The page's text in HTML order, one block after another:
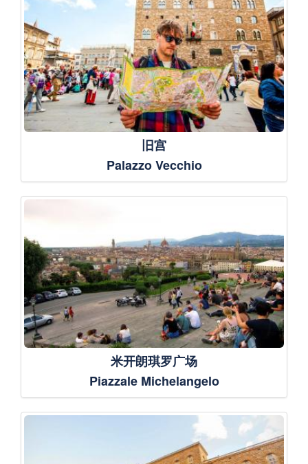
旧宫
Palazzo Vecchio
米开朗琪罗广场
Piazzale Michelangelo